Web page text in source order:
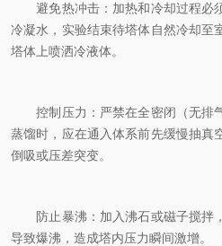
避免热冲击：加热和冷却过程必
冷凝水，实验结束待塔体自然冷却至
塔体上喷洒冷液体。
控制压力：严禁在全密闭（无排
蒸馏时，应在通入体系前先缓慢抽真
倒吸或压差突变。
防止暴沸：加入沸石或磁子搅拌
导致爆沸，造成塔内压力瞬间激增。